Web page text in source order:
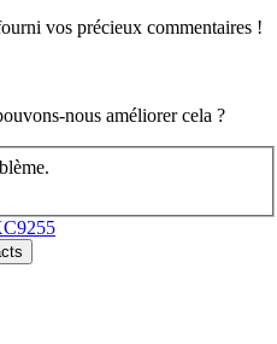
vos précieux commentaires !
nous améliorer cela ?